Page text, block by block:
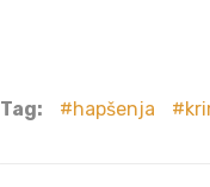
Tag: hapšenja